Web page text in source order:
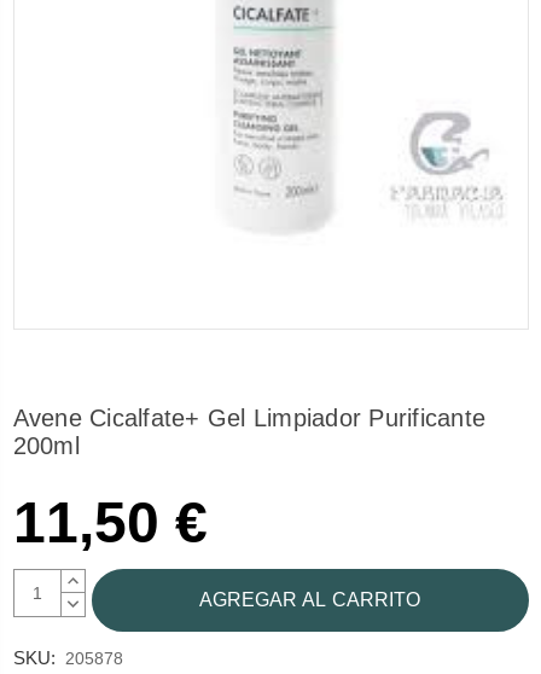
Avene Cicalfate+ Gel Limpiador Purificante
200ml
11,50 €
AUMENTAR
CANTIDAD:
DISMINUIR
CANTIDAD:
SKU: 205878